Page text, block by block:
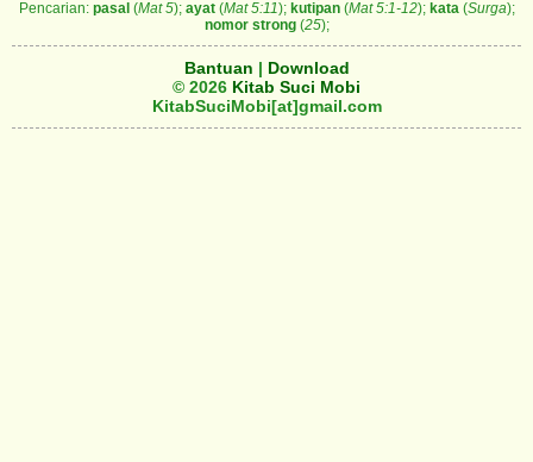
Pencarian: pasal(Mat 5); ayat(Mat 5:11); kutipan(Mat 5:1-12); kata (Surga);
nomor strong(25);
Bantuan | Download
© 2026 Kitab Suci Mobi
KitabSuciMobi[at]gmail.com